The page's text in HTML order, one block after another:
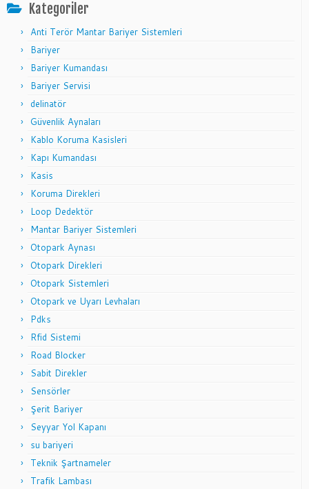
Kategoriler
Anti Terör Mantar Bariyer Sistemleri
Bariyer
Bariyer Kumandası
Bariyer Servisi
delinatör
Güvenlik Aynaları
Kablo Koruma Kasisleri
Kapı Kumandası
Kasis
Koruma Direkleri
Loop Dedektör
Mantar Bariyer Sistemleri
Otopark Aynası
Otopark Direkleri
Otopark Sistemleri
Otopark ve Uyarı Levhaları
Pdks
Rfid Sistemi
Road Blocker
Sabit Direkler
Sensörler
Şerit Bariyer
Seyyar Yol Kapanı
su bariyeri
Teknik Şartnameler
Trafik Lambası